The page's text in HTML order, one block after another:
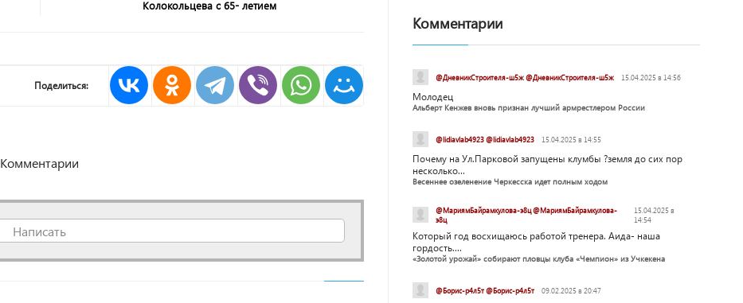
Колокольцева с 65- летием
Поделиться:
Комментарии
Написать
Комментарии
@ДневникСтроителя-ш5ж @ДневникСтроителя-ш5ж 15.04.2025 в 14:56
Молодец
Альберт Кенжев вновь признан лучший армрестлером России
@lidiavlab4923 @lidiavlab4923 15.04.2025 в 14:55
Почему на Ул.Парковой запущены клумбы ?земля до сих пор
несколько...
Весеннее озеленение Черкесска идет полным ходом
@МариямБайрамкулова-э8ц @МариямБайрамкулова-
э8ц
15.04.2025 в
14:54
Который год восхищаюсь работой тренера. Аида- наша
гордость....
«Золотой урожай» собирают пловцы клуба «Чемпион» из Учкекена
@Борис-р4л5т @Борис-р4л5т 09.02.2025 в 20:47